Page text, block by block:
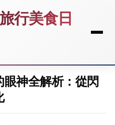
行美食日
神全解析：從閃